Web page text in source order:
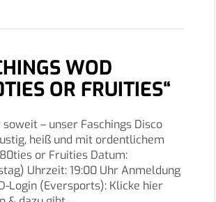
WOD
OR FRUITIES“
– unser Faschings Disco
heiß und mit ordentlichem
or Fruities Datum:
Uhrzeit: 19:00 Uhr Anmeldung
Login (Eversports): Klicke hier